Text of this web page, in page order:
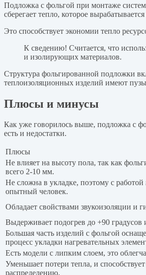
Подложка с фольгой при монтаже
сберегает тепло, которое
Это способствует экономии тепло
К сведению! Считается, что
и изолирующих материалов.
Структура фольгированной подложки
теплоизоляционных изделий имеют
Плюсы и минусы
Как уже говорилось выше, подложка с
есть и недостатки.
Плюсы
Не влияет на высоту пола, так как
всего 2-10 мм.
Не сложна в укладке, поэтому с
опытный человек.
Обладает свойствами звукоизоляции и
Выдерживает подогрев до +90 градусов
Большая часть изделий с фольгой
процесс укладки нагревательных
Есть модели с липким слоем, это
Уменьшает потери тепла, и
распределению.